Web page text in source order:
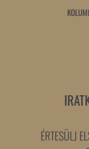
ÉRTESÜLJ